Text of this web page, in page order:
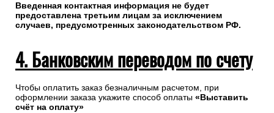
Введенная контактная информация не будет
предоставлена третьим лицам за исключением
случаев, предусмотренных законодательством РФ.
4. Банковским переводом по счету
Чтобы оплатить заказ безналичным расчетом, при
оформлении заказа укажите способ оплаты «Выставить
счёт на оплату»